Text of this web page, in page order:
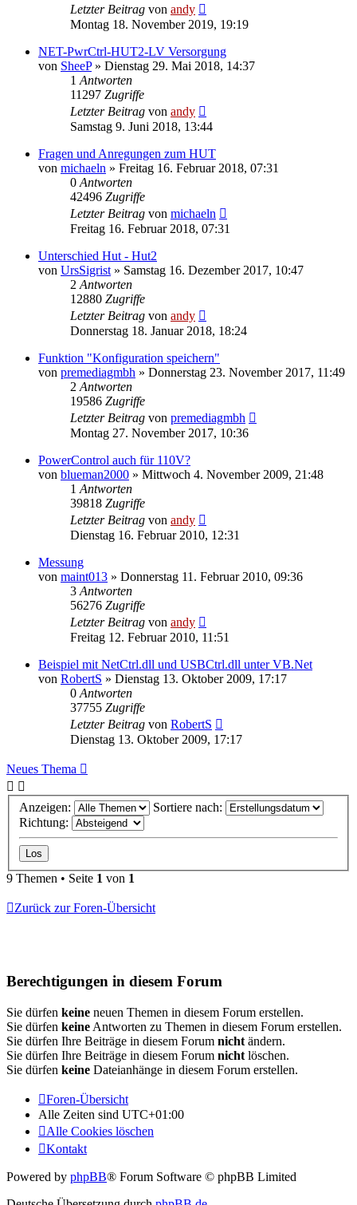
Letzter Beitrag von andy
Montag 18. November 2019, 19:19
NET-PwrCtrl-HUT2-LV Versorgung
von SheeP» Dienstag 29. Mai 2018, 14:37
1 Antworten
11297 Zugriffe
Letzter Beitrag von andy
Samstag 9. Juni 2018, 13:44
Fragen und Anregungen zum HUT
von michaeln » Freitag 16. Februar 2018, 07:31
0 Antworten
42496 Zugriffe
Letzter Beitrag von michaeln
Freitag 16. Februar 2018, 07:31
Unterschied Hut - Hut2
von UrsSigrist » Samstag 16. Dezember 2017, 10:47
2 Antworten
12880 Zugriffe
Letzter Beitrag von andy
Donnerstag 18. Januar 2018, 18:24
Funktion "Konfiguration speichern"
von premediagmbh » Donnerstag 23. November 2017, 11:49
2 Antworten
19586 Zugriffe
Letzter Beitrag von premediagmbh
Montag 27. November 2017, 10:36
PowerControl auch für 110V?
von blueman2000 » Mittwoch 4. November 2009, 21:48
1 Antworten
39818 Zugriffe
Letzter Beitrag von andy
Dienstag 16. Februar 2010, 12:31
Messung
von maint013 » Donnerstag 11. Februar 2010, 09:36
3 Antworten
56276 Zugriffe
Letzter Beitrag von andy
Freitag 12. Februar 2010, 11:51
Beispiel mit NetCtrl.dll und USBCtrl.dll unter VB.Net
von RobertS » Dienstag 13. Oktober 2009, 17:17
0 Antworten
37755 Zugriffe
Letzter Beitrag von RobertS
Dienstag 13. Oktober 2009, 17:17
Neues Thema
Anzeigen:
Sortiere nach:
Richtung:
9 Themen • Seite 1 von 1
Zurück zur Foren-Übersicht
Berechtigungen in diesem Forum
Sie dürfen keine neuen Themen in diesem Forum erstellen.
Sie dürfen keine Antworten zu Themen in diesem Forum erstellen.
Sie dürfen Ihre Beiträge in diesem Forum nicht ändern.
Sie dürfen Ihre Beiträge in diesem Forum nicht löschen.
Sie dürfen keine Dateianhänge in diesem Forum erstellen.
Foren-Übersicht
Alle Zeiten sind UTC+01:00
Alle Cookies löschen
Kontakt
Powered by phpBB® Forum Software © phpBB Limited